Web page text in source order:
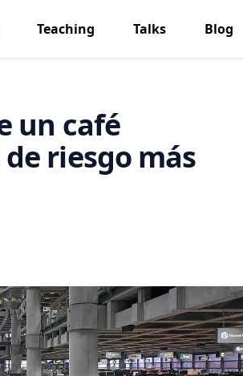
Teaching Talks Blog
un café
riesgo más